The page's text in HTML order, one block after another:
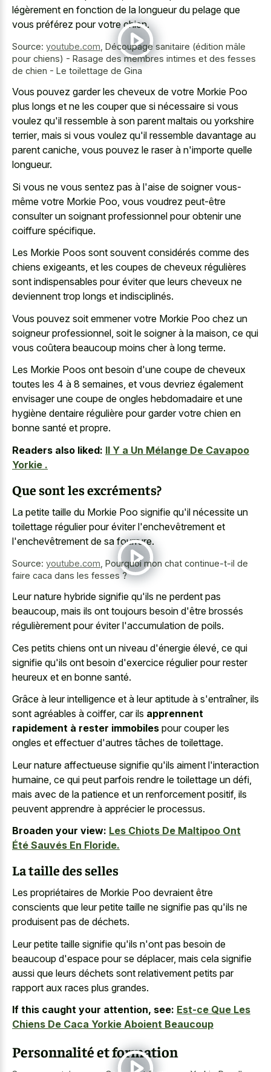
légèrement en fonction de la longueur du pelage que
vous préférez pour votre chien.
Source: youtube.com Découpage sanitaire (édition mâle
pour chiens) - Rasage des membres intimes et des fesses
de chien - Le toilettage de Gina
Vous pouvez garder les cheveux de votre Morkie Poo
plus longs et ne les couper que si nécessaire si vous
voulez qu'il ressemble à son parent maltais ou yorkshire
terrier, mais si vous voulez qu'il ressemble davantage au
parent caniche, vous pouvez le raser à n'importe quelle
longueur.
Si vous ne vous sentez pas à l'aise de soigner vous-
même votre Morkie Poo, vous voudrez peut-être
consulter un soignant professionnel pour obtenir une
coiffure spécifique.
Les Morkie Poos sont souvent considérés comme des
chiens exigeants, et les coupes de cheveux régulières
sont indispensables pour éviter que leurs cheveux ne
deviennent trop longs et indisciplinés.
Vous pouvez soit emmener votre Morkie Poo chez un
soigneur professionnel, soit le soigner à la maison, ce qui
vous coûtera beaucoup moins cher à long terme.
Les Morkie Poos ont besoin d'une coupe de cheveux
toutes les 4 à 8 semaines, et vous devriez également
envisager une coupe de ongles hebdomadaire et une
hygiène dentaire régulière pour garder votre chien en
bonne santé et propre.
Readers also liked: Il Y a Un Mélange De Cavapoo
Yorkie .
Que sont les excréments?
La petite taille du Morkie Poo signifie qu'il nécessite un
toilettage régulier pour éviter l'enchevêtrement et
l'enchevêtrement de sa fourrure.
Source: youtube.com Pourquoi mon chat continue-t-il de
faire caca dans les fesses ?
Leur nature hybride signifie qu'ils ne perdent pas
beaucoup, mais ils ont toujours besoin d'être brossés
régulièrement pour éviter l'accumulation de poils.
Ces petits chiens ont un niveau d'énergie élevé, ce qui
signifie qu'ils ont besoin d'exercice régulier pour rester
heureux et en bonne santé.
Grâce à leur intelligence et à leur aptitude à s'entraîner, ils
sont agréables à coiffer, car ils apprennent
rapidement à rester immobiles pour couper les
ongles et effectuer d'autres tâches de toilettage.
Leur nature affectueuse signifie qu'ils aiment l'interaction
humaine, ce qui peut parfois rendre le toilettage un défi,
mais avec de la patience et un renforcement positif, ils
peuvent apprendre à apprécier le processus.
Broaden your view: Les Chiots De Maltipoo Ont
Été Sauvés En Floride.
La taille des selles
Les propriétaires de Morkie Poo devraient être
conscients que leur petite taille ne signifie pas qu'ils ne
produisent pas de déchets.
Leur petite taille signifie qu'ils n'ont pas besoin de
beaucoup d'espace pour se déplacer, mais cela signifie
aussi que leurs déchets sont relativement petits par
rapport aux races plus grandes.
If this caught your attention, see: Est-ce Que Les
Chiens De Caca Yorkie Aboient Beaucoup
Personnalité et formation